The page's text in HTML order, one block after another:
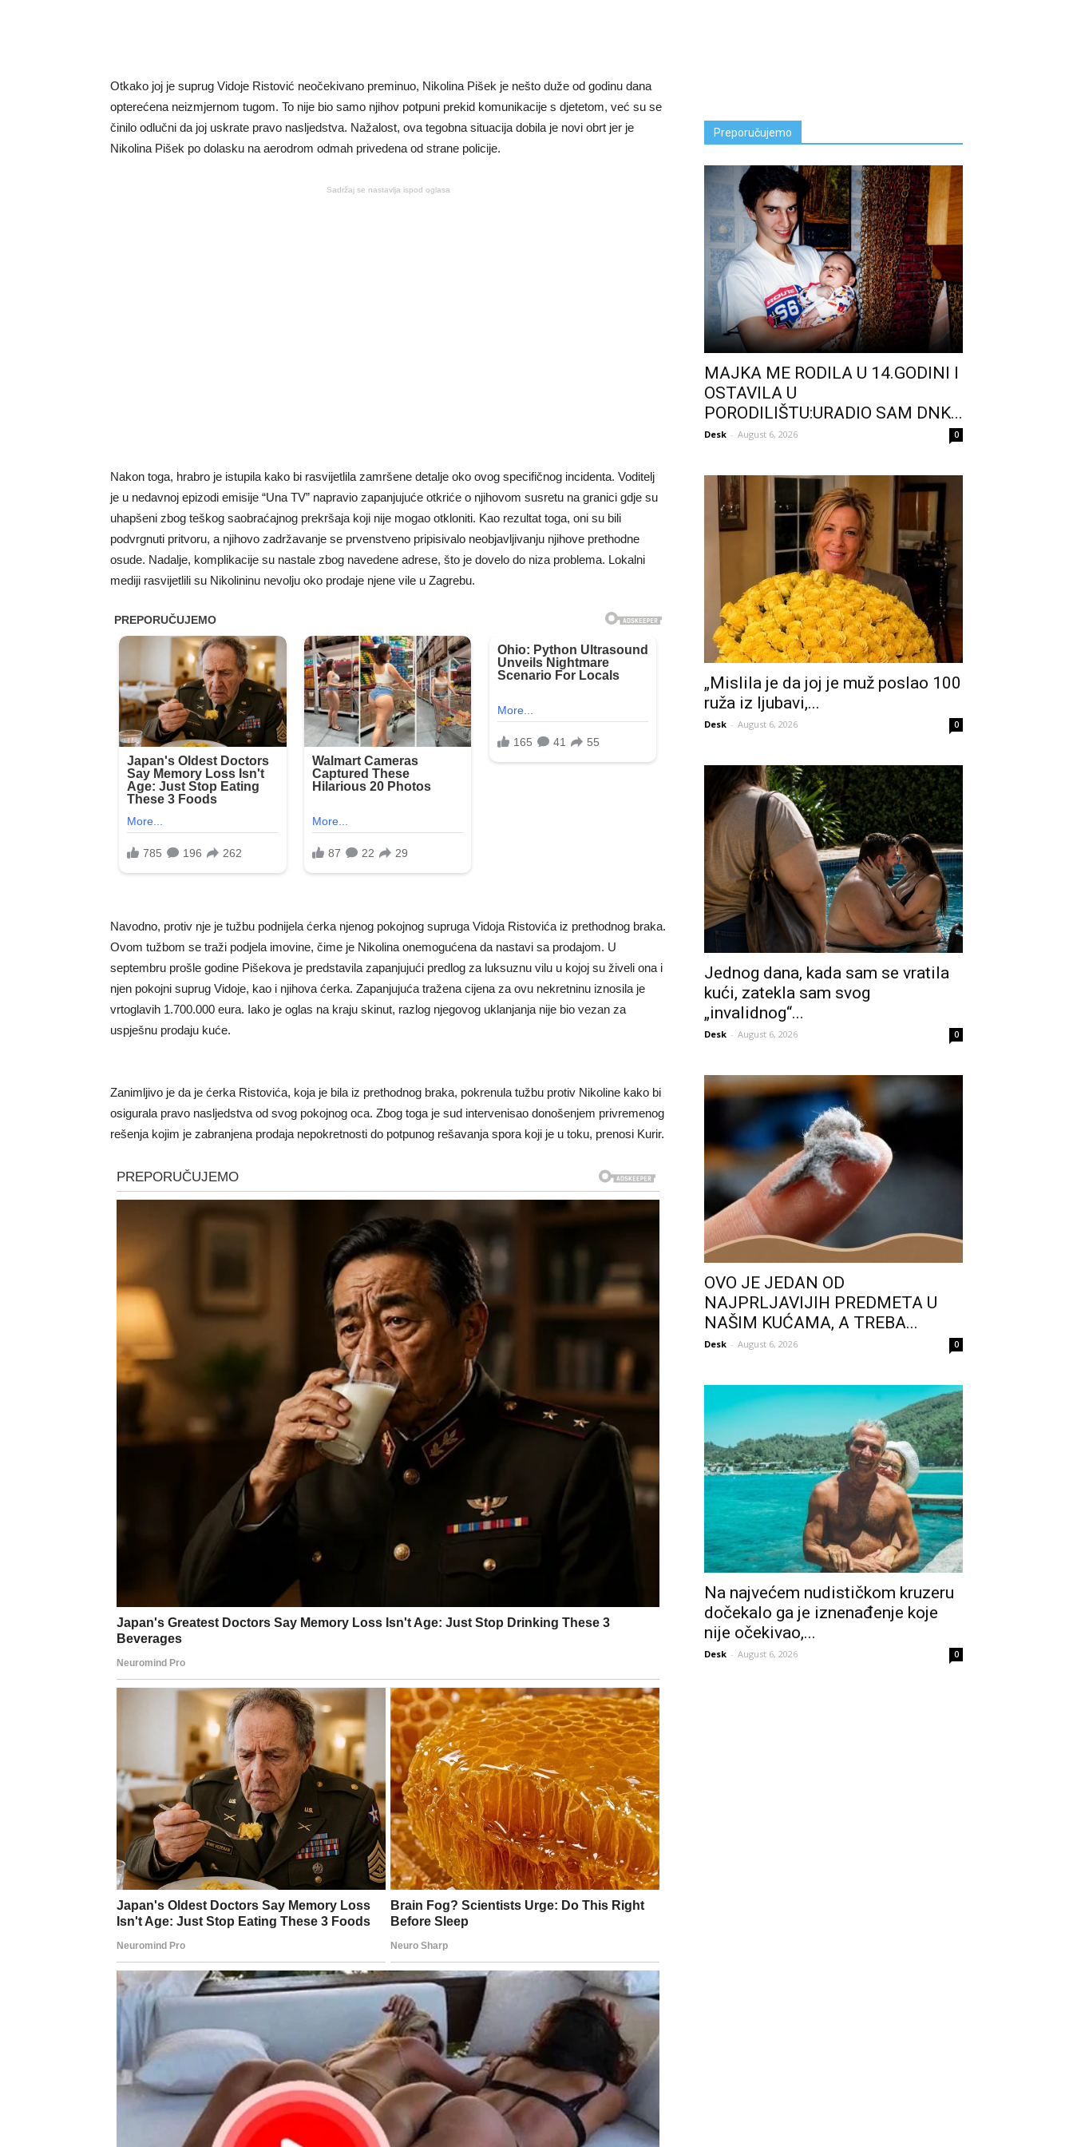
Otkako joj je suprug Vidoje Ristović neočekivano preminuo, Nikolina Pišek je nešto duže od godinu dana
opterećena neizmjernom tugom. To nije bio samo njihov potpuni prekid komunikacije s djetetom, već su se
činilo odlučni da joj uskrate pravo nasljedstva. Nažalost, ova tegobna situacija dobila je novi obrt jer je
Nikolina Pišek po dolasku na aerodrom odmah privedena od strane policije.
Sadržaj se nastavlja ispod oglasa
Nakon toga, hrabro je istupila kako bi rasvijetlila zamršene detalje oko ovog specifičnog incidenta. Voditelj
je u nedavnoj epizodi emisije “Una TV” napravio zapanjujuće otkriće o njihovom susretu na granici gdje su
uhapšeni zbog teškog saobraćajnog prekršaja koji nije mogao otkloniti. Kao rezultat toga, oni su bili
podvrgnuti pritvoru, a njihovo zadržavanje se prvenstveno pripisivalo neobjavljivanju njihove prethodne
osude. Nadalje, komplikacije su nastale zbog navedene adrese, što je dovelo do niza problema. Lokalni
mediji rasvijetlili su Nikolininu nevolju oko prodaje njene vile u Zagrebu.
Navodno, protiv nje je tužbu podnijela ćerka njenog pokojnog supruga Vidoja Ristovića iz prethodnog braka.
Ovom tužbom se traži podjela imovine, čime je Nikolina onemogućena da nastavi sa prodajom. U
septembru prošle godine Pišekova je predstavila zapanjujući predlog za luksuznu vilu u kojoj su živeli ona i
njen pokojni suprug Vidoje, kao i njihova ćerka. Zapanjujuća tražena cijena za ovu nekretninu iznosila je
vrtoglavih 1.700.000 eura. Iako je oglas na kraju skinut, razlog njegovog uklanjanja nije bio vezan za
uspješnu prodaju kuće.
Zanimljivo je da je ćerka Ristovića, koja je bila iz prethodnog braka, pokrenula tužbu protiv Nikoline kako bi
osigurala pravo nasljedstva od svog pokojnog oca. Zbog toga je sud intervenisao donošenjem privremenog
rešenja kojim je zabranjena prodaja nepokretnosti do potpunog rešavanja spora koji je u toku, prenosi Kurir.
Preporučujemo
MAJKA ME RODILA U 14.GODINI I
OSTAVILA U
PORODILIŠTU:URADIO SAM DNK...
Desk - August 6, 2026 0
„Mislila je da joj je muž poslao 100
ruža iz ljubavi,...
Desk - August 6, 2026 0
Jednog dana, kada sam se vratila
kući, zatekla sam svog
„invalidnog“...
Desk - August 6, 2026 0
OVO JE JEDAN OD
NAJPRLJAVIJIH PREDMETA U
NAŠIM KUĆAMA, A TREBA...
Desk - August 6, 2026 0
Na najvećem nudističkom kruzeru
dočekalo ga je iznenađenje koje
nije očekivao,...
Desk - August 6, 2026 0